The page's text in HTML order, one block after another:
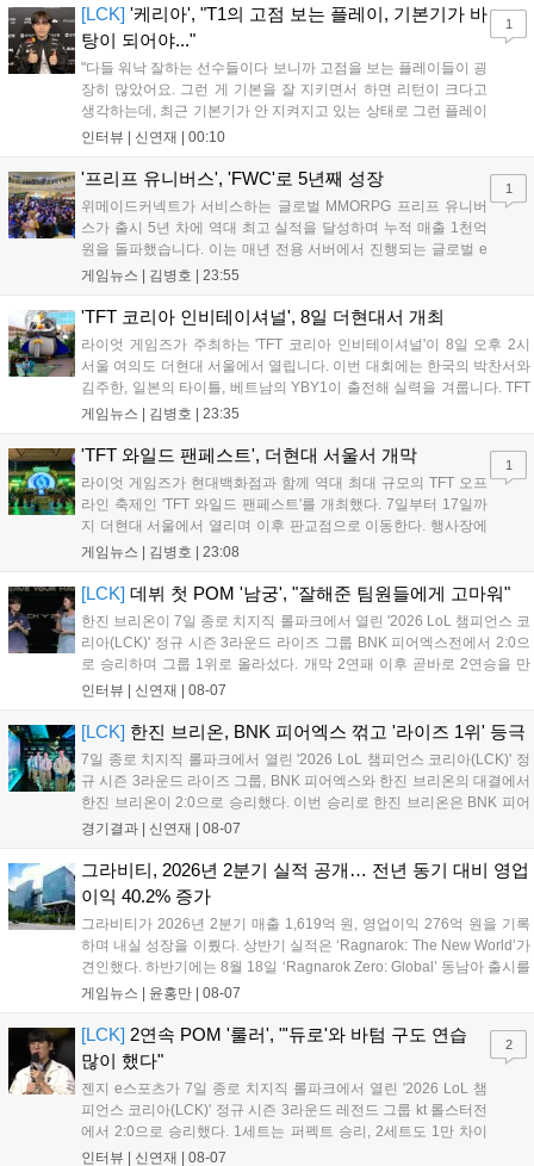
상 'Grand Theft Auto VI: An Extended Look'을 최초 공개할 계획
이다....
[LCK] '케리아', "T1의 고점 보는 플레이, 기본기가 바
탕이 되어야..."
"다들 워낙 잘하는 선수들이다 보니까 고점을 보는 플레이들이 굉
장히 많았어요. 그런 게 기본을 잘 지키면서 하면 리턴이 크다고
생각하는데, 최근 기본기가 안 지켜지고 있는 상태로 그런 플레이
를 추구하다 보니까 팀적으로 안 좋은 사고가 계속 많이 났던 것
LoL 챔피언스 코리아(LCK)'...
인터뷰 | 신연재 | 00:10
1
'프리프 유니버스', 'FWC'로 5년째 성장
위메이드커넥트가 서비스하는 글로벌 MMORPG 프리프 유니버
스가 출시 5년 차에 역대 최고 실적을 달성하며 누적 매출 1천억
원을 돌파했습니다. 이는 매년 전용 서버에서 진행되는 글로벌 e
스포츠 대회 FWC의 영향이 큽니다. FWC는 이용자가 동일한 조
은 전년 대비 매출과 이용자 지표가 대폭 상승하는 성과를 냈습니
FWC 그랜드 파이널이 개최될 예정이며, 위메이드커넥트는 이를
통해 커뮤니티 중심의 장기 성장 모델을 지속할 방침입니다....
게임뉴스 | 김병호 | 23:55
1
'TFT 코리아 인비테이셔널', 8일 더현대서 개최
라이엇 게임즈가 주최하는 'TFT 코리아 인비테이셔널'이 8일 오후 2시
서울 여의도 더현대 서울에서 열립니다. 이번 대회에는 한국의 박찬서와
김주한, 일본의 타이틀, 베트남의 YBY1이 출전해 실력을 겨룹니다. TFT
는 소속팀 없이 개인 자격으로 참가하는 독특한 대회 구조를 가지며, 누
17일까지 이어지는 이번 행사는 신규 세트 체험과 공연 등 다양한 즐길
거리를 제공하며, 이후 현대백화점 판교점에서도 행사가 이어질 예정입
니다. 연말에는 라스베이거스 오픈이 개최됩니다....
게임뉴스 | 김병호 | 23:35
'TFT 와일드 팬페스트', 더현대 서울서 개막
라이엇 게임즈가 현대백화점과 함께 역대 최대 규모의 TFT 오프
라인 축제인 'TFT 와일드 팬페스트'를 개최했다. 7일부터 17일까
지 더현대 서울에서 열리며 이후 판교점으로 이동한다. 행사장에
는 체험, 스페셜, 무대 존이 마련됐으며 8일 오후 2시 인비테이셔
연 등 다채로운 일정이 준비되어 있다. 사전 예약은 조기 마감될
게임뉴스 | 김병호 | 23:08
1
[LCK] 데뷔 첫 POM '남궁', "잘해준 팀원들에게 고마워"
한진 브리온이 7일 종로 치지직 롤파크에서 열린 '2026 LoL 챔피언스 코
리아(LCK)' 정규 시즌 3라운드 라이즈 그룹 BNK 피어엑스전에서 2:0으
로 승리하며 그룹 1위로 올라섰다. 개막 2연패 이후 곧바로 2연승을 만
들어내면서 이어질 4라운드에 대한 기대감을 올렸다. 다음은 이날 데뷔
인터뷰 | 신연재 | 08-07
[LCK] 한진 브리온, BNK 피어엑스 꺾고 '라이즈 1위' 등극
7일 종로 치지직 롤파크에서 열린 '2026 LoL 챔피언스 코리아(LCK)' 정
규 시즌 3라운드 라이즈 그룹, BNK 피어엑스와 한진 브리온의 대결에서
한진 브리온이 2:0으로 승리했다. 이번 승리로 한진 브리온은 BNK 피어
엑스를 제치고 라이즈 그룹 1위로 올라섰다. 1세트, 한진 브리온이 '로머'
경기결과 | 신연재 | 08-07
그라비티, 2026년 2분기 실적 공개… 전년 동기 대비 영업
이익 40.2% 증가
그라비티가 2026년 2분기 매출 1,619억 원, 영업이익 276억 원을 기록
하며 내실 성장을 이뤘다. 상반기 실적은 ‘Ragnarok: The New World’가
견인했다. 하반기에는 8월 18일 ‘Ragnarok Zero: Global’ 동남아 출시를
시작으로 9월 3일 ‘달려라 헤베레케 EX’, 9월 22일 ‘갈바테인’ 등 다양한
이’ 출시가 예정돼 있으며, 2027년에는 ‘Ragnarok 3’ 등 대작을 글로벌
출시할 계획이다. 그라비티는 조인트벤처 설립과 라그나로크 에코 시스
템 구축을 통해 신성장 동력을 확보할 방침이다....
게임뉴스 | 윤홍만 | 08-07
[LCK] 2연속 POM '룰러', "'듀로'와 바텀 구도 연습
많이 했다"
젠지 e스포츠가 7일 종로 치지직 롤파크에서 열린 '2026 LoL 챔
피언스 코리아(LCK)' 정규 시즌 3라운드 레전드 그룹 kt 롤스터전
에서 2:0으로 승리했다. 1세트는 퍼펙트 승리, 2세트도 1만 차이
를 벌리며 25분 만에 승리하면서 말 그대로 압도적인 경기력을 선
인터뷰 | 신연재 | 08-07
2